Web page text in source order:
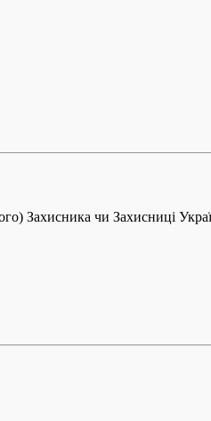
Захисника чи Захисниці